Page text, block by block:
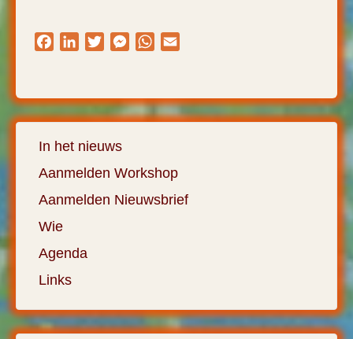
FacebookLinkedInTwitterMessengerWhatsApp
In het nieuws
Aanmelden Workshop
Aanmelden Nieuwsbrief
Wie
Agenda
Links